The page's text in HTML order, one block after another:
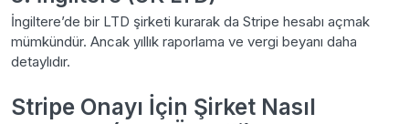
İngiltere’de bir LTD şirketi kurarak da Stripe hesabı açmak
mümkündür. Ancak yıllık raporlama ve vergi beyanı daha
detaylıdır.
Stripe Onayı İçin Şirket Nasıl